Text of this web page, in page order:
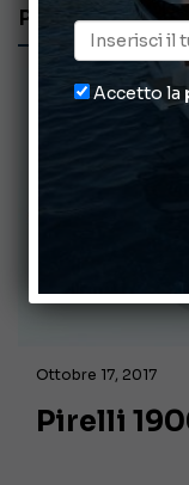
PIRELLI 1900
Ottobre 17, 2017
Pirelli
Accetto la